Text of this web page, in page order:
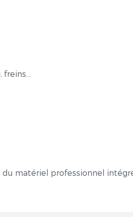
matériel professionnel